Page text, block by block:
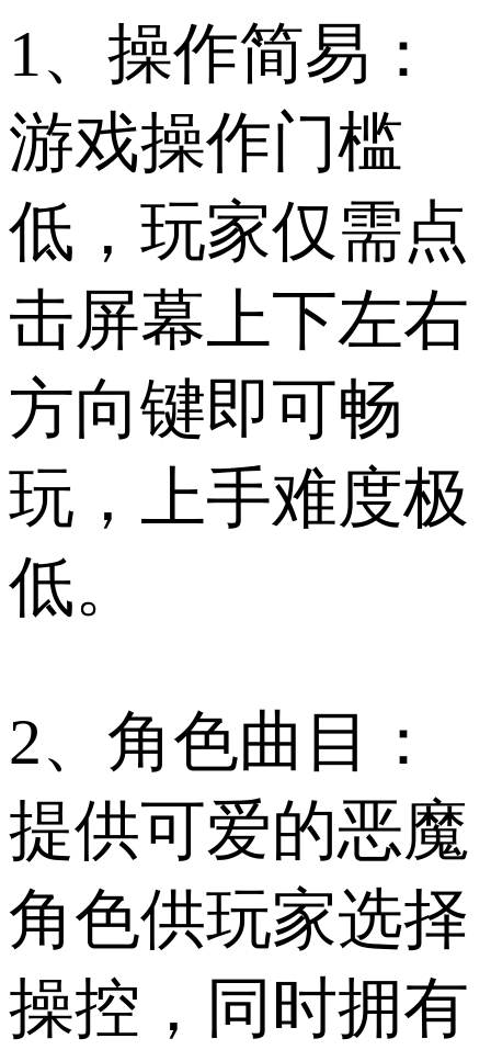
1、操作简易：
游戏操作门槛
低，玩家仅需点
击屏幕上下左右
方向键即可畅
玩，上手难度极
低。
2、角色曲目：
提供可爱的恶魔
角色供玩家选择
操控，同时拥有